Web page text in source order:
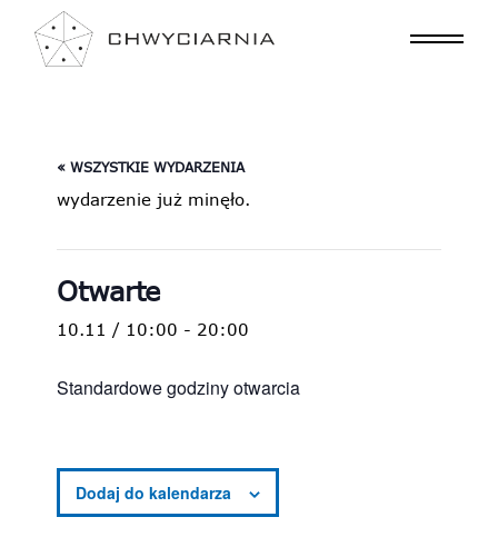
« WSZYSTKIE WYDARZENIA
wydarzenie już minęło.
Otwarte
10.11 / 10:00 - 20:00
Standardowe godziny otwarcia